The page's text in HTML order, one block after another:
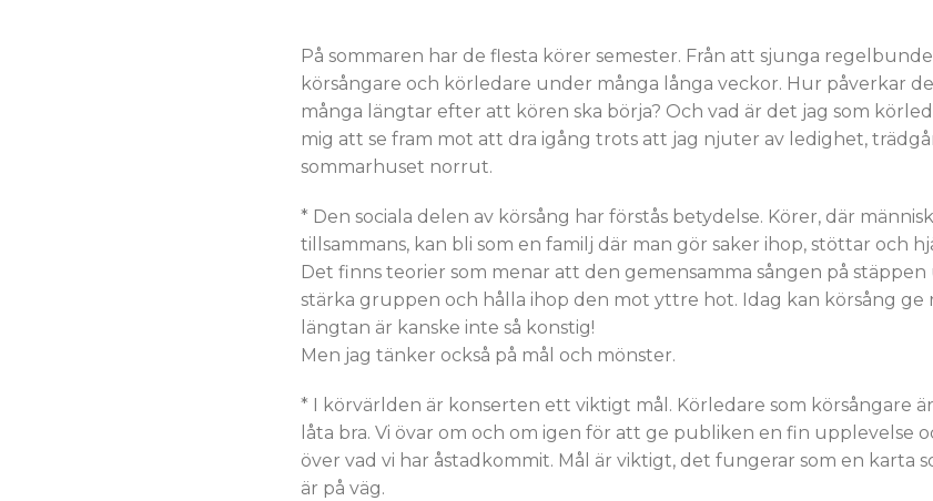
På sommaren har de flesta körer semester. Från att sjunga
körsångare och körledare under många långa veckor. Hur påverkar
många längtar efter att kören ska börja? Och vad är det jag som
mig att se fram mot att dra igång trots att jag njuter av ledighet,
sommarhuset norrut.
* Den sociala delen av körsång har förstås betydelse. Körer, där
tillsammans, kan bli som en familj där man gör saker ihop, stöttar och
Det finns teorier som menar att den gemensamma sången på
stärka gruppen och hålla ihop den mot yttre hot. Idag kan körsång ge
längtan är kanske inte så konstig!
Men jag tänker också på mål och mönster.
* I körvärlden är konserten ett viktigt mål. Körledare som körsångare
låta bra. Vi övar om och om igen för att ge publiken en fin upplevelse
över vad vi har åstadkommit. Mål är viktigt, det fungerar som en karta
är på väg.